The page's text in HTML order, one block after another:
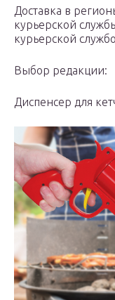
Доставка в
курьерской
курьерской
Выбор редакции:
Диспенсер для